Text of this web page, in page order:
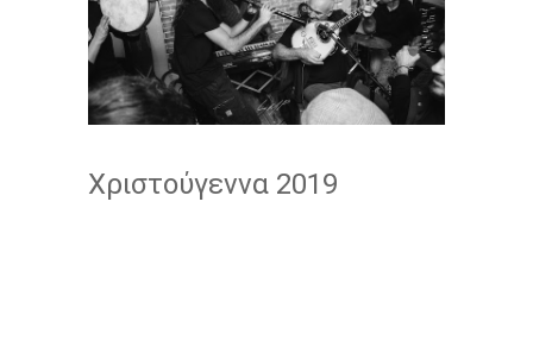
Χριστούγεννα 2019